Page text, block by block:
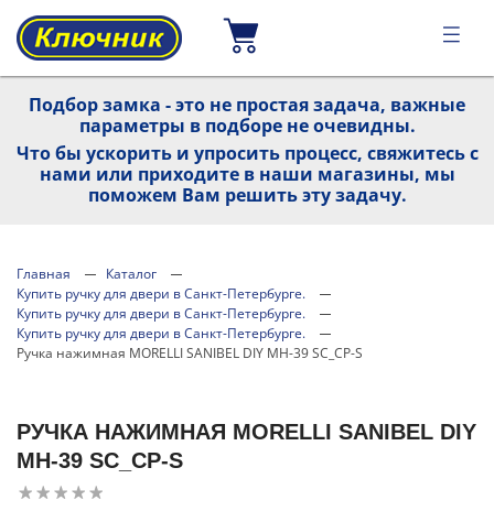
Подбор замка - это не простая задача, важные
параметры в подборе не очевидны.
Что бы ускорить и упросить процесс, свяжитесь с
нами или приходите в наши магазины, мы
поможем Вам решить эту задачу.
Главная
Каталог
Купить ручку для двери в Санкт-Петербурге.
Купить ручку для двери в Санкт-Петербурге.
Купить ручку для двери в Санкт-Петербурге.
Ручка нажимная MORELLI SANIBEL DIY MH-39 SC_CP-S
РУЧКА НАЖИМНАЯ MORELLI SANIBEL DIY
MH-39 SC_CP-S